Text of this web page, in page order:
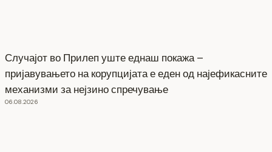
Случајот во Прилеп уште еднаш покажа –
пријавувањето на корупцијата е еден од најефикасните
механизми за нејзино спречување
06.08.2026